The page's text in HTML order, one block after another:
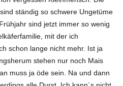
ständig so schwere Ungetüme
sind jetzt immer so wenig
mit der ich
schon lange nicht mehr. Ist ja
stehen nur noch Mais
muss ja öde sein. Na und dann